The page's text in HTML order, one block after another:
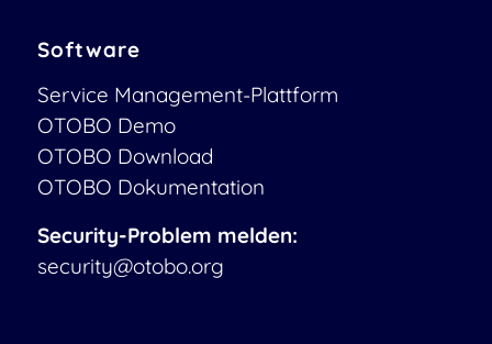
Software
Service Management-Plattform
OTOBO Demo
OTOBO Download
OTOBO Dokumentation
Security-Problem melden:
security@otobo.org